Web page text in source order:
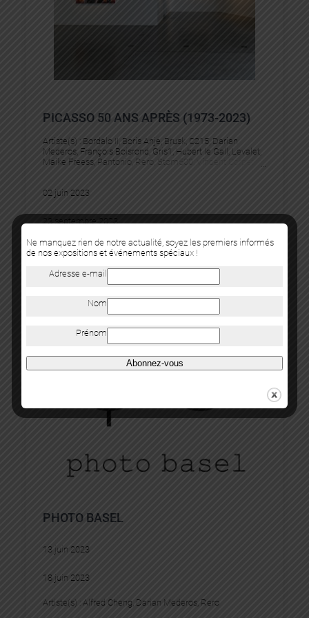
PICASSO 50 ANS APRÈS (1973-2023)
Artiste(s) : Bordalo II Boris Anje Brusk, C215 Darian
Mederos, François Boisrond Gris1 , Hubert le Gall , Levalet
Maike Freess, Pantonio Rero Stom500 Vincent Corpet
02 juin 2023
23 septembre 2023
FOIRES
PHOTO BASEL
13 juin 2023
18 juin 2023
Artiste(s) : Alfred Cheng Darian Mederos Rero
Ne manquez rien de notre actualité, soyez les premiers informés
de nos expositions et événements spéciaux !
Adresse e-mail
Nom
Prénom
Abonnez-vous